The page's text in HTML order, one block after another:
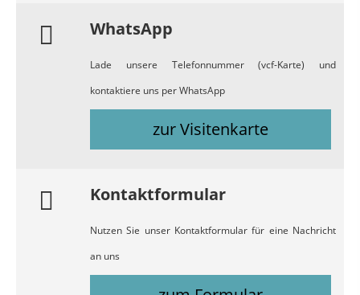
WhatsApp
Lade unsere Telefonnummer (vcf-Karte) und
kontaktiere uns per WhatsApp
zur Visitenkarte
Kontaktformular
Nutzen Sie unser Kontaktformular für eine Nachricht
an uns